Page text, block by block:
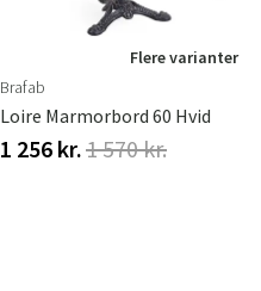
Flere varianter
Brafab
Loire Marmorbord 60 Hvid
1 256 kr.1 570 kr.